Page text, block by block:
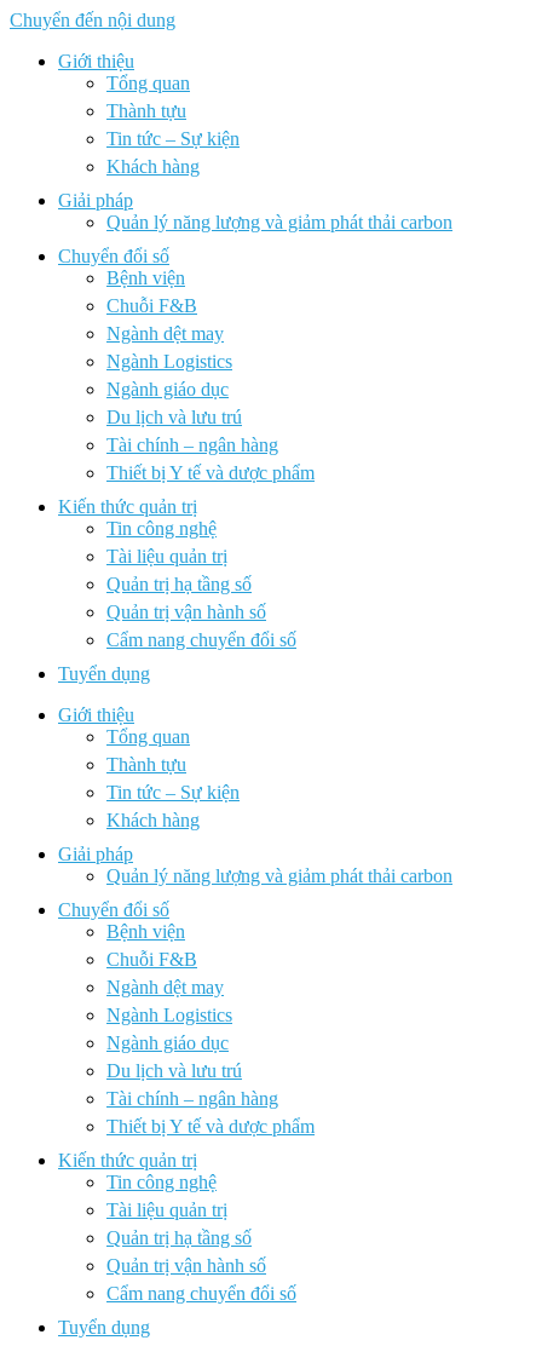
Chuyển đến nội dung
Giới thiệu
Tổng quan
Thành tựu
Tin tức – Sự kiện
Khách hàng
Giải pháp
Quản lý năng lượng và giảm phát thải carbon
Chuyển đổi số
Bệnh viện
Chuỗi F&B
Ngành dệt may
Ngành Logistics
Ngành giáo dục
Du lịch và lưu trú
Tài chính – ngân hàng
Thiết bị Y tế và dược phẩm
Kiến thức quản trị
Tin công nghệ
Tài liệu quản trị
Quản trị hạ tầng số
Quản trị vận hành số
Cẩm nang chuyển đổi số
Tuyển dụng
Giới thiệu
Tổng quan
Thành tựu
Tin tức – Sự kiện
Khách hàng
Giải pháp
Quản lý năng lượng và giảm phát thải carbon
Chuyển đổi số
Bệnh viện
Chuỗi F&B
Ngành dệt may
Ngành Logistics
Ngành giáo dục
Du lịch và lưu trú
Tài chính – ngân hàng
Thiết bị Y tế và dược phẩm
Kiến thức quản trị
Tin công nghệ
Tài liệu quản trị
Quản trị hạ tầng số
Quản trị vận hành số
Cẩm nang chuyển đổi số
Tuyển dụng